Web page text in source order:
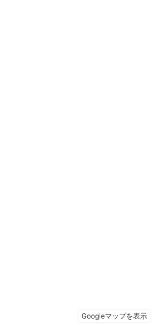
Googleマップを表示